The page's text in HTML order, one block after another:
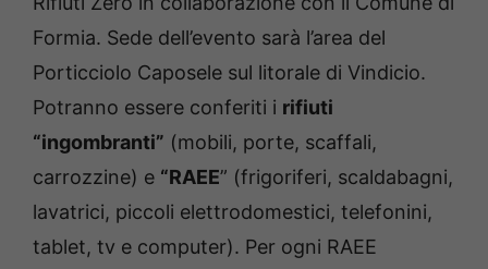
Formia. Sede dell’evento sarà l’area del
Porticciolo Caposele sul litorale di Vindicio.
Potranno essere conferiti i rifiuti
“ingombranti” (mobili, porte, scaffali,
carrozzine) e “RAEE” (frigoriferi, scaldabagni,
lavatrici, piccoli elettrodomestici, telefonini,
tablet, tv e computer). Per ogni RAEE